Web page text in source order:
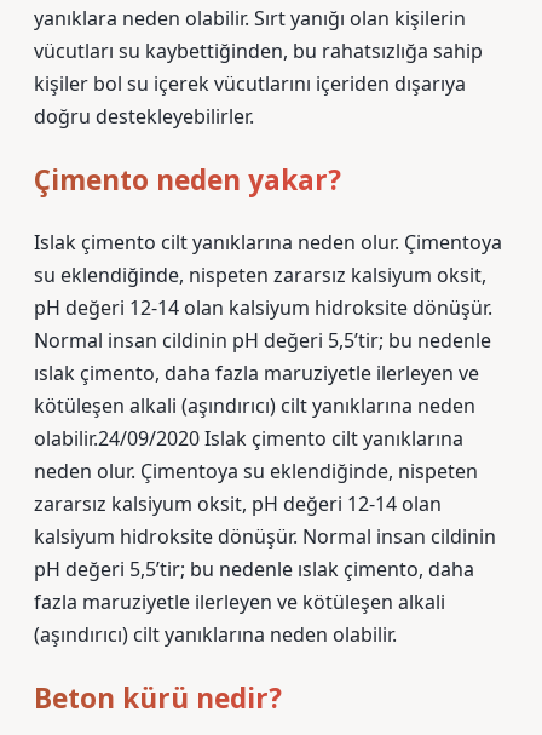
yanıklara neden olabilir. Sırt yanığı olan kişilerin
vücutları su kaybettiğinden, bu rahatsızlığa sahip
kişiler bol su içerek vücutlarını içeriden dışarıya
doğru destekleyebilirler.
Çimento neden yakar?
Islak çimento cilt yanıklarına neden olur. Çimentoya
su eklendiğinde, nispeten zararsız kalsiyum oksit,
pH değeri 12-14 olan kalsiyum hidroksite dönüşür.
Normal insan cildinin pH değeri 5,5’tir; bu nedenle
ıslak çimento, daha fazla maruziyetle ilerleyen ve
kötüleşen alkali (aşındırıcı) cilt yanıklarına neden
olabilir.24/09/2020 Islak çimento cilt yanıklarına
neden olur. Çimentoya su eklendiğinde, nispeten
zararsız kalsiyum oksit, pH değeri 12-14 olan
kalsiyum hidroksite dönüşür. Normal insan cildinin
pH değeri 5,5’tir; bu nedenle ıslak çimento, daha
fazla maruziyetle ilerleyen ve kötüleşen alkali
(aşındırıcı) cilt yanıklarına neden olabilir.
Beton kürü nedir?